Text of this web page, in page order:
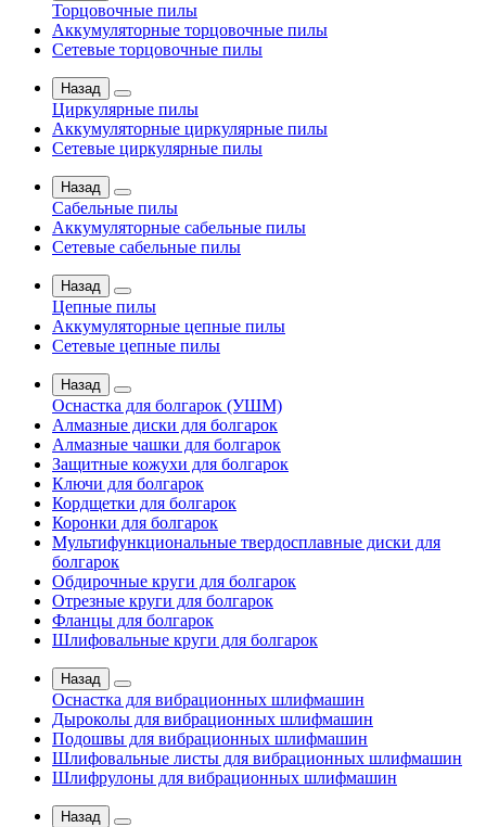
Торцовочные пилы
Аккумуляторные торцовочные пилы
Сетевые торцовочные пилы
Назад
Циркулярные пилы
Аккумуляторные циркулярные пилы
Сетевые циркулярные пилы
Назад
Сабельные пилы
Аккумуляторные сабельные пилы
Сетевые сабельные пилы
Назад
Цепные пилы
Аккумуляторные цепные пилы
Сетевые цепные пилы
Назад
Оснастка для болгарок (УШМ)
Алмазные диски для болгарок
Алмазные чашки для болгарок
Защитные кожухи для болгарок
Ключи для болгарок
Кордщетки для болгарок
Коронки для болгарок
Мультифункциональные твердосплавные диски для
болгарок
Обдирочные круги для болгарок
Отрезные круги для болгарок
Фланцы для болгарок
Шлифовальные круги для болгарок
Назад
Оснастка для вибрационных шлифмашин
Дыроколы для вибрационных шлифмашин
Подошвы для вибрационных шлифмашин
Шлифовальные листы для вибрационных шлифмашин
Шлифрулоны для вибрационных шлифмашин
Назад